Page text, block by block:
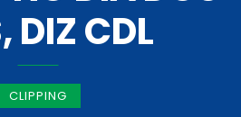
DIZ CDL
CLIPPING